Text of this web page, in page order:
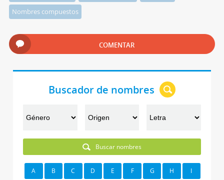
Nombres compuestos
COMENTAR
Buscador de nombres
Buscar nombres
A B C D E F G H I